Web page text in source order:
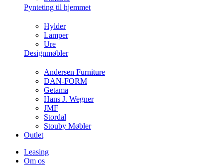
Pynteting til hjemmet
Hylder
Lamper
Ure
Designmøbler
Andersen Furniture
DAN-FORM
Getama
Hans J. Wegner
JMF
Stordal
Stouby Møbler
Outlet
Leasing
Om os